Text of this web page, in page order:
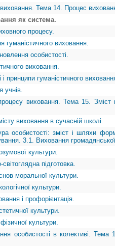
Тема 14. Процес
як система.
процесу.
гуманістичного виховання.
особистості.
виховання.
і принципи гуманістичного
учнів.
виховання. Тема 15. Зміст
виховання в сучасній школі.
особистості: зміст і шляхи
3.1. Виховання
культури.
підготовка.
моральної культури.
культури.
і профорієнтація.
культури.
культури.
особистості в колективі. Тема